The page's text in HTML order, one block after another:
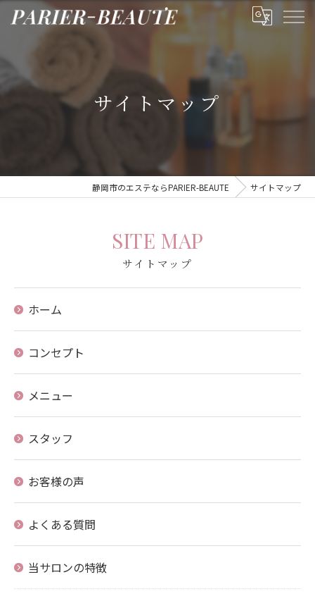
サイトマップ
静岡市のエステならPARIER-BEAUTE サイトマップ
サイトマップ
SITE MAP
ホーム
コンセプト
メニュー
スタッフ
お客様の声
よくある質問
当サロンの特徴